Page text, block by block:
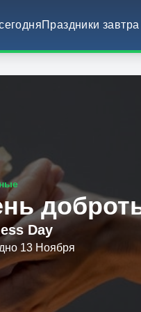
Праздники завтра
Day
13 Ноября